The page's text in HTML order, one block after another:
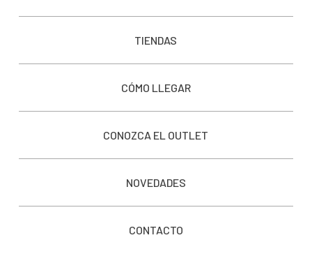
TIENDAS
CÓMO LLEGAR
CONOZCA EL OUTLET
NOVEDADES
CONTACTO